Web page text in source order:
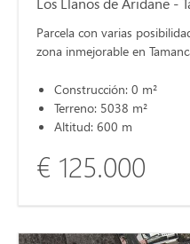
Parcela con varias
zona inmejorable en
Construcción: 0 m²
Terreno: 5038 m²
Altitud: 600 m
€ 125.000